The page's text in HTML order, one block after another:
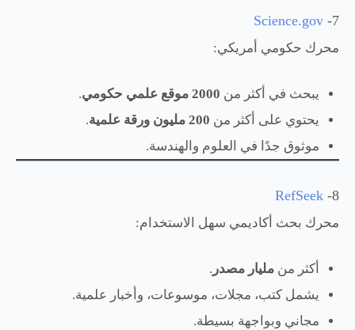
7-
Science.gov
محرك حكومي أمريكي:
يبحث في أكثر من 2000 موقع علمي حكومي
.
يحتوي على أكثر من 200 مليون ورقة علمية
.
موثوق جدًا في العلوم والهندسة.
8-
RefSeek
محرك بحث أكاديمي سهل الاستخدام:
أكثر من مليار مصدر .
يشمل كتب، مجلات، موسوعات، وأخبار علمية.
مجاني وبواجهة بسيطة.